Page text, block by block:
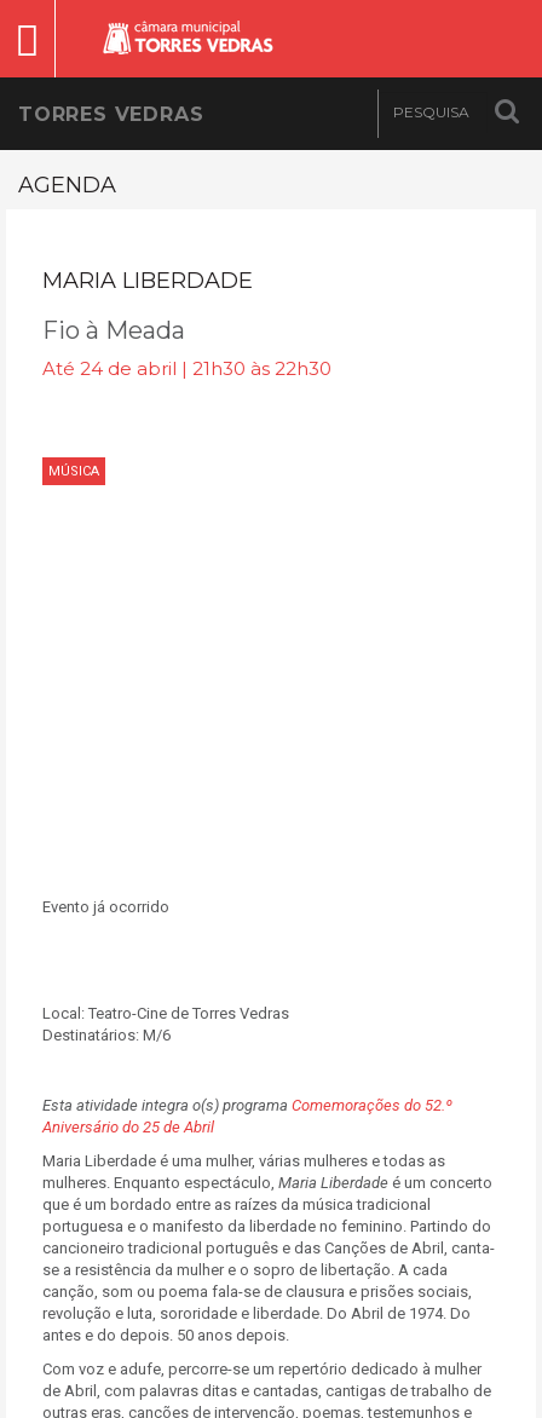
TORRES VEDRAS
AGENDA
MARIA LIBERDADE
Fio à Meada
Até 24 de abril | 21h30 às 22h30
MÚSICA
Evento já ocorrido
Local: Teatro-Cine de Torres Vedras
Destinatários: M/6
Esta atividade integra o(s) programa Comemorações do 52.º
Aniversário do 25 de Abril
Maria Liberdade é uma mulher, várias mulheres e todas as
mulheres. Enquanto espectáculo, Maria Liberdade é um concerto
que é um bordado entre as raízes da música tradicional
portuguesa e o manifesto da liberdade no feminino. Partindo do
cancioneiro tradicional português e das Canções de Abril, canta-
se a resistência da mulher e o sopro de libertação. A cada
canção, som ou poema fala-se de clausura e prisões sociais,
revolução e luta, sororidade e liberdade. Do Abril de 1974. Do
antes e do depois. 50 anos depois.
Com voz e adufe, percorre-se um repertório dedicado à mulher
de Abril, com palavras ditas e cantadas, cantigas de trabalho de
outras eras, canções de intervenção, poemas, testemunhos e